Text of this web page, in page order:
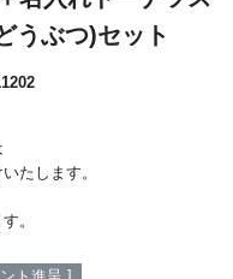
うぶつ)セット
たします。
。